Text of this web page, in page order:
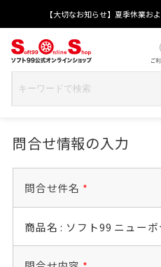
【大切なお知らせ】夏季休業お
問合せ情報の入力
問合せ件名 *
商品名 : ソフト99 ニュー